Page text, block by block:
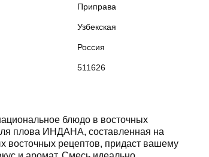
Приправа
Узбекская
Россия
511626
блюдо в восточных
плова ИНДАНА, составленная на
восточных рецептов, придаст вашему